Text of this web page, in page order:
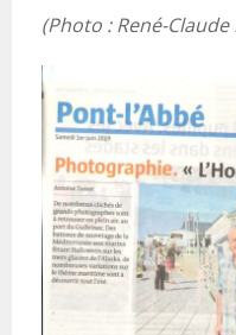
(Photo : René-Claude